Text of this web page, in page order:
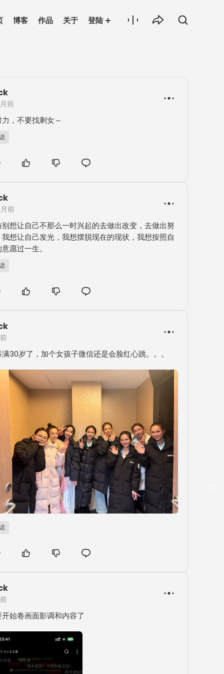
博客 作品 关于 登陆
前
，不要找剩女～
前
想让自己不那么一时兴起的去做出改变，去做出努
想让自己发光，我想摆脱现在的现状，我想按照自
愿过一生。
30岁了，加个女孩子微信还是会脸红心跳。。。
始卷画面影调和内容了